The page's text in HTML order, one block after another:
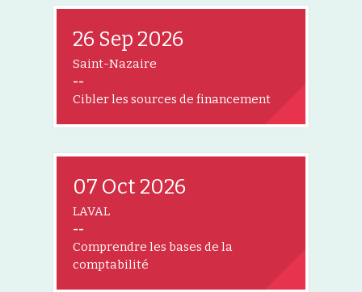
26 Sep 2026
Saint-Nazaire
--
Cibler les sources de financement
07 Oct 2026
LAVAL
--
Comprendre les bases de la
comptabilité